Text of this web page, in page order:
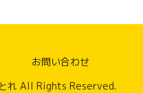
お問い合わせ
れ All Rights Reserved.